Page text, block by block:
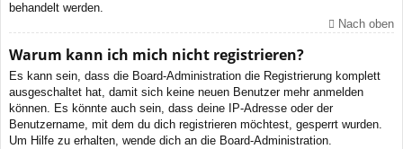
behandelt werden.
Nach oben
Warum kann ich mich nicht registrieren?
Es kann sein, dass die Board-Administration die Registrierung komplett
ausgeschaltet hat, damit sich keine neuen Benutzer mehr anmelden
können. Es könnte auch sein, dass deine IP-Adresse oder der
Benutzername, mit dem du dich registrieren möchtest, gesperrt wurden.
Um Hilfe zu erhalten, wende dich an die Board-Administration.